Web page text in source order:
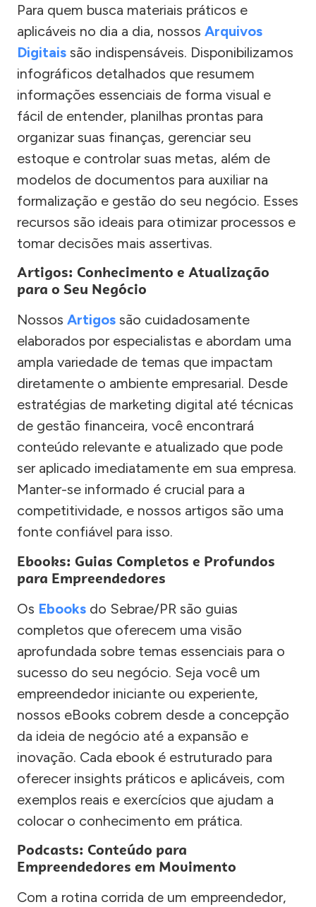
Para quem busca materiais práticos e
aplicáveis no dia a dia, nossos Arquivos
Digitais são indispensáveis. Disponibilizamos
infográficos detalhados que resumem
informações essenciais de forma visual e
fácil de entender, planilhas prontas para
organizar suas finanças, gerenciar seu
estoque e controlar suas metas, além de
modelos de documentos para auxiliar na
formalização e gestão do seu negócio. Esses
recursos são ideais para otimizar processos e
tomar decisões mais assertivas.
Artigos: Conhecimento e Atualização
para o Seu Negócio
Nossos Artigos são cuidadosamente
elaborados por especialistas e abordam uma
ampla variedade de temas que impactam
diretamente o ambiente empresarial. Desde
estratégias de marketing digital até técnicas
de gestão financeira, você encontrará
conteúdo relevante e atualizado que pode
ser aplicado imediatamente em sua empresa.
Manter-se informado é crucial para a
competitividade, e nossos artigos são uma
fonte confiável para isso.
Ebooks: Guias Completos e Profundos
para Empreendedores
Os Ebooks do Sebrae/PR são guias
completos que oferecem uma visão
aprofundada sobre temas essenciais para o
sucesso do seu negócio. Seja você um
empreendedor iniciante ou experiente,
nossos eBooks cobrem desde a concepção
da ideia de negócio até a expansão e
inovação. Cada ebook é estruturado para
oferecer insights práticos e aplicáveis, com
exemplos reais e exercícios que ajudam a
colocar o conhecimento em prática.
Podcasts: Conteúdo para
Empreendedores em Movimento
Com a rotina corrida de um empreendedor,